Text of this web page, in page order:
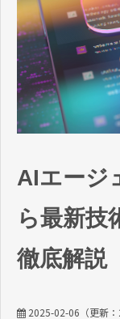
AIエージ
ら最新技
徹底解説
2025-02-06 （更新：